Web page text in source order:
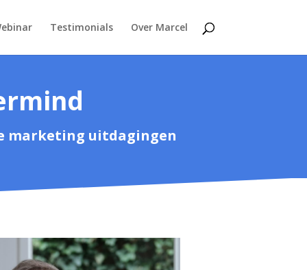
Testimonials Over Marcel
marketing uitdagingen